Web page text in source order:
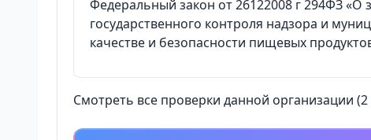
Федеральный закон от 26122008 г 294ФЗ
государственного контроля надзора и
качестве и безопасности пищевых
Смотреть все проверки данной организации